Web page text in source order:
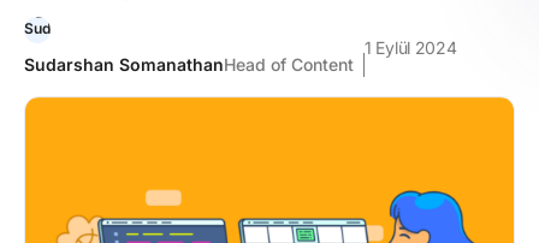
Sudarshan SomanathanHead of Content
1 Eylül 2024